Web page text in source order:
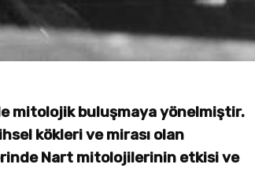
mitolojik buluşmaya yönelmiştir.
kökleri ve mirası olan
Nart mitolojilerinin etkisi ve